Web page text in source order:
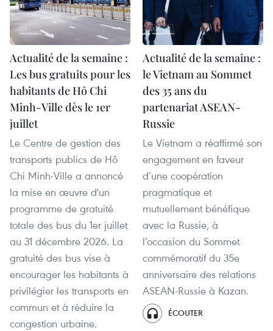
Actualité de la semaine :
Les bus gratuits pour les
habitants de Hô Chi
Minh-Ville dès le 1er
juillet
Le Centre de gestion des
transports publics de Hô
Chi Minh-Ville a annoncé
la mise en œuvre d'un
programme de gratuité
totale des bus du 1er juillet
au 31 décembre 2026. La
gratuité des bus vise à
encourager les habitants à
privilégier les transports en
commun et à réduire la
congestion urbaine.
Actualité de la semaine :
le Vietnam au Sommet
des 35 ans du
partenariat ASEAN-
Russie
Le Vietnam a réaffirmé son
engagement en faveur
d’une coopération
pragmatique et
mutuellement bénéfique
avec la Russie, à
l’occasion du Sommet
commémoratif du 35e
anniversaire des relations
ASEAN-Russie à Kazan.
ÉCOUTER